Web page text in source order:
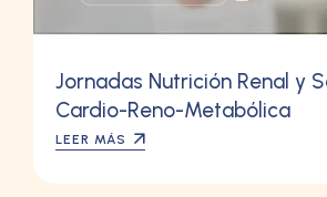
Jornadas Nutrición Renal y
Cardio-Reno-Metabólica
LEER MÁS